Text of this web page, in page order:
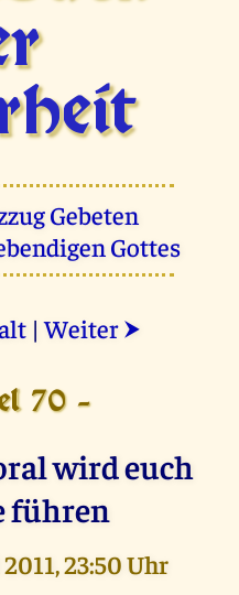
Gebeten
Gottes
|Weiter ⮞
70 -
wird euch
führen
23:50 Uhr